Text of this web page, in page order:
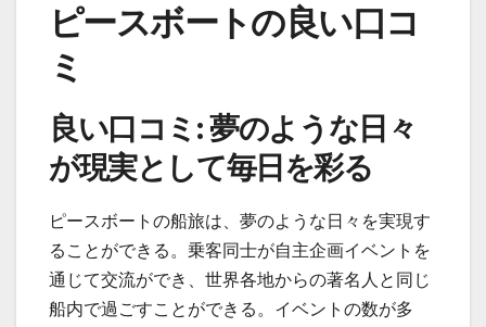
ピースボートの良い口コ
ミ
良い口コミ: 夢のような日々
が現実として毎日を彩る
ピースボートの船旅は、夢のような日々を実現す
ることができる。乗客同士が自主企画イベントを
通じて交流ができ、世界各地からの著名人と同じ
船内で過ごすことができる。イベントの数が多